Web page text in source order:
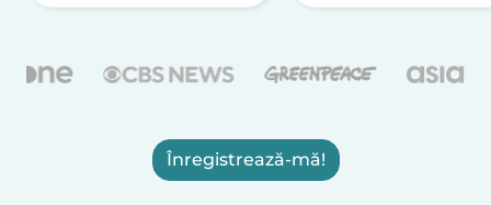
Înregistrează-mă!